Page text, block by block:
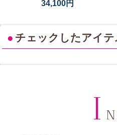
34,100円
● チェックしたアイテ
I